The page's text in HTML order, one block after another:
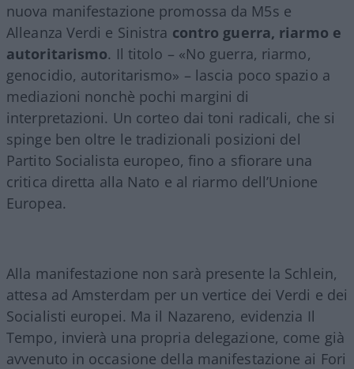
nuova manifestazione promossa da M5s e
Alleanza Verdi e Sinistra contro guerra, riarmo e
autoritarismo. Il titolo – «No guerra, riarmo,
genocidio, autoritarismo» – lascia poco spazio a
mediazioni nonchè pochi margini di
interpretazioni. Un corteo dai toni radicali, che si
spinge ben oltre le tradizionali posizioni del
Partito Socialista europeo, fino a sfiorare una
critica diretta alla Nato e al riarmo dell’Unione
Europea.
Alla manifestazione non sarà presente la Schlein,
attesa ad Amsterdam per un vertice dei Verdi e dei
Socialisti europei. Ma il Nazareno, evidenzia Il
Tempo, invierà una propria delegazione, come già
avvenuto in occasione della manifestazione ai Fori